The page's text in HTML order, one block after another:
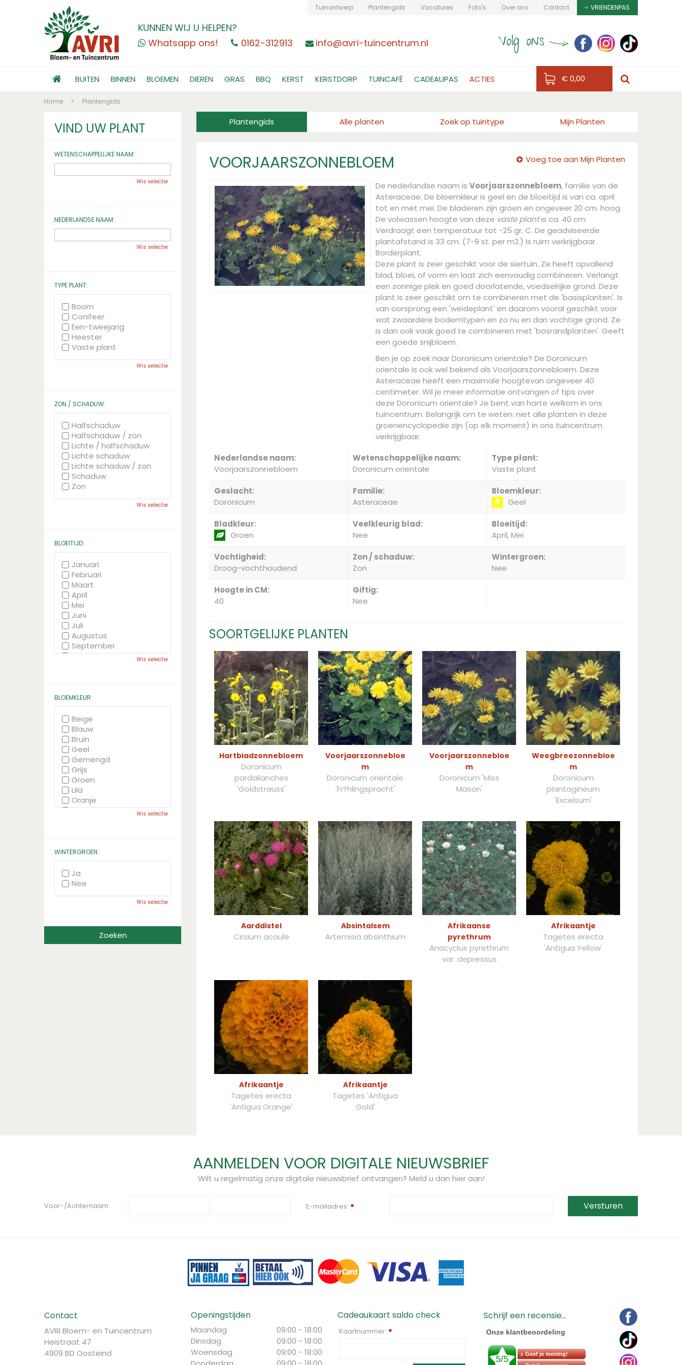
Home > Plantengids
KUNNEN WIJ U HELPEN?
Whatsapp ons!
0162-312913 info@avri-tuincentrum.nl
Tuinontwerp Plantengids Vacatures Foto's Over ons Contact VRIENDENPAS
BUITEN BINNEN BLOEMEN DIEREN GRAS BBQ KERST KERSTDORP TUINCAFÉ CADEAUPAS ACTIES € 0,00
Plantengids Alle planten Zoek op tuintype Mijn Planten
VOORJAARSZONNEBLOEM Voeg toe aan Mijn Planten
De nederlandse naam is Voorjaarszonnebloem, familie van de
Asteraceae. De bloemkleur is geel en de bloeitijd is van ca. april
tot en met mei. De bladeren zijn groen en ongeveer 20 cm. hoog.
De volwassen hoogte van deze vaste plantis ca. 40 cm.
Verdraagt een temperatuur tot -25 gr. C. De geadviseerde
plantafstand is 33 cm. (7-9 st. per m2.) Is ruim verkrijgbaar.
Borderplant.
Deze plant is zeer geschikt voor de siertuin. Ze heeft opvallend
blad, bloei, of vorm en laat zich eenvoudig combineren. Verlangt
een zonnige plek en goed doorlatende, voedselrijke grond. Deze
plant is zeer geschikt om te combineren met de 'basisplanten'. Is
van oorsprong een 'weideplant' en daarom vooral geschikt voor
wat zwaardere bodemtypen en zo nu en dan vochtige grond. Ze
is dan ook vaak goed te combineren met 'bosrandplanten'. Geeft
een goede snijbloem.
Ben je op zoek naar Doronicum orientale? De Doronicum
orientale is ook wel bekend als Voorjaarszonnebloem. Deze
Asteraceae heeft een maximale hoogtevan ongeveer 40
centimeter. Wil je meer informatie ontvangen of tips over
deze Doronicum orientale? Je bent van harte welkom in ons
tuincentrum. Belangrijk om te weten: niet alle planten in deze
groenencyclopedie zijn (op elk moment) in ons tuincentrum
verkrijgbaar.
Nederlandse naam:
Voorjaarszonnebloem
Wetenschappelijke naam:
Doronicum orientale
Type plant:
Vaste plant
Geslacht:
Doronicum
Familie:
Asteraceae
Bloemkleur:
Geel
Bladkleur:
Groen
Veelkleurig blad:
Nee
Bloeitijd:
April, Mei
Vochtigheid:
Droog-vochthoudend
Zon / schaduw:
Zon
Wintergroen:
Nee
Hoogte in CM:
40
Giftig:
Nee
SOORTGELIJKE PLANTEN
Hartbladzonnebloem
Doronicum
pardalianches
'Goldstrauss'
Voorjaarszonnebloe
m
Doronicum orientale
'Fr?hlingspracht'
Voorjaarszonnebloe
m
Doronicum 'Miss
Mason'
Weegbreezonnebloe
m
Doronicum
plantagineum
'Excelsum'
Aarddistel
Cirsium acaule
Absintalsem
Artemisia absinthium
Afrikaanse
pyrethrum
Anacyclus pyrethrum
var. depressus
Afrikaantje
Tagetes erecta
'Antigua Yellow'
Afrikaantje
Tagetes erecta
'Antigua Orange'
Afrikaantje
Tagetes 'Antigua
Gold'
VIND UW PLANT
WETENSCHAPPELIJKE NAAM:
Wis selectie
NEDERLANDSE NAAM:
Wis selectie
TYPE PLANT:
Boom
Conifeer
Een-tweejarig
Heester
Vaste plant
Wis selectie
ZON / SCHADUW:
Halfschaduw
Halfschaduw / zon
Lichte / halfschaduw
Lichte schaduw
Lichte schaduw / zon
Schaduw
Zon
Wis selectie
BLOEITIJD:
Januari
Februari
Maart
April
Mei
Juni
Juli
Augustus
September
Oktober
Wis selectie
BLOEMKLEUR:
Beige
Blauw
Bruin
Geel
Gemengd
Grijs
Groen
Lila
Oranje
Paars
Zwart
Wis selectie
WINTERGROEN:
Ja
Nee
Wis selectie
AANMELDEN VOOR DIGITALE NIEUWSBRIEF
Wilt u regelmatig onze digitale nieuwsbrief ontvangen? Meld u dan hier aan!
Voor-/Achternaam: E-mailadres: *
Contact
AVRI Bloem- en Tuincentrum
Heistraat 47
4909 BD Oosteind
Openingstijden
Maandag
09:00 - 18:00
Dinsdag
09:00 - 18:00
Woensdag
09:00 - 18:00
Cadeaukaart saldo check
Kaartnummer: *
Schrijf een recensie...